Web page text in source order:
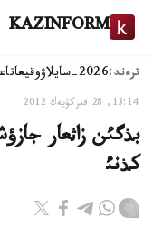
KAZINFORM
ترەند:2026-سايلاۋ وقيعا
13:14, 28 قىركۇيەك 2012
بذگئن زاثعار
كذنئ